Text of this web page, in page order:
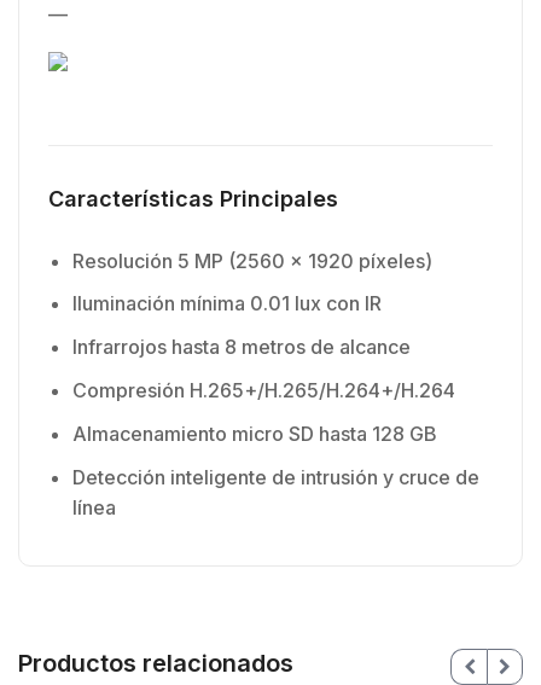
—
Características Principales
Resolución 5 MP (2560 x 1920 píxeles)
Iluminación mínima 0.01 lux con IR
Infrarrojos hasta 8 metros de alcance
Compresión H.265+/H.265/H.264+/H.264
Almacenamiento micro SD hasta 128 GB
Detección inteligente de intrusión y cruce de
línea
Productos relacionados